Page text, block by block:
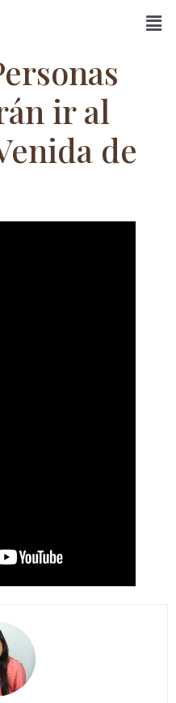
ir al
de